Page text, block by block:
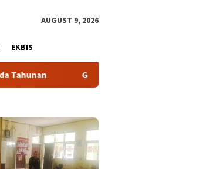
AUGUST 9, 2026
EKBIS
Gabpeknas Dukung Ridwan Rusliadi Jadi Calon